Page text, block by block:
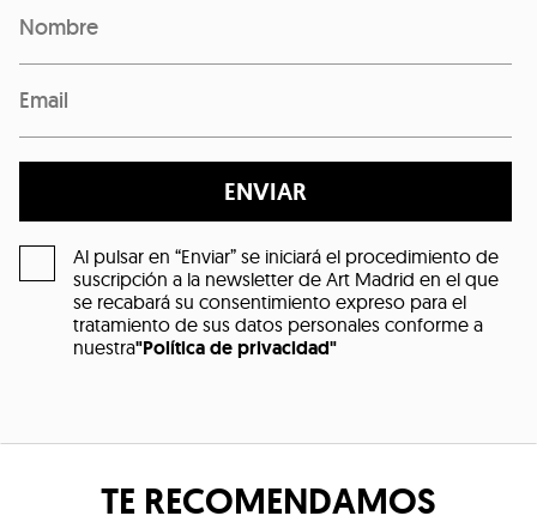
ENVIAR
Al pulsar en “Enviar” se iniciará el procedimiento de
suscripción a la newsletter de Art Madrid en el que
se recabará su consentimiento expreso para el
tratamiento de sus datos personales conforme a
nuestra"Política de privacidad"
TE RECOMENDAMOS